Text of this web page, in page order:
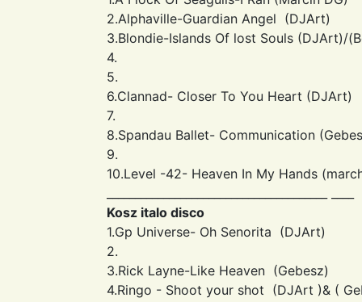
2.Alphaville-Guardian Angel (DJArt)
3.Blondie-Islands Of lost Souls (DJArt)/
4.
5.
6.Clannad- Closer To You Heart (DJArt)
7.
8.Spandau Ballet- Communication
9.
10.Level -42- Heaven In My Hands
Kosz italo disco
1.Gp Universe- Oh Senorita (DJArt)
2.
3.Rick Layne-Like Heaven (Gebesz)
4.Ringo - Shoot your shot (DJArt )& (